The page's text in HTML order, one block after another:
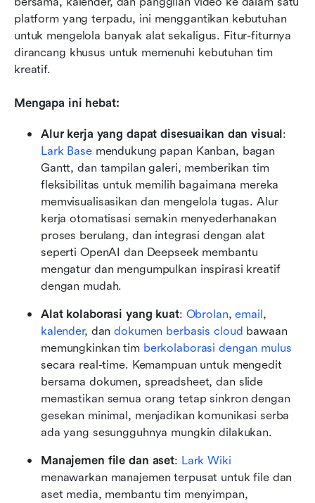
platform yang terpadu, ini menggantikan kebutuhan
untuk mengelola banyak alat sekaligus. Fitur-fiturnya
dirancang khusus untuk memenuhi kebutuhan tim
kreatif.
Mengapa ini hebat:
Alur kerja yang dapat disesuaikan dan visual
Lark Base mendukung papan Kanban, bagan
Gantt, dan tampilan galeri, memberikan tim
fleksibilitas untuk memilih bagaimana mereka
memvisualisasikan dan mengelola tugas. Alur
kerja otomatisasi semakin menyederhanakan
proses berulang, dan integrasi dengan alat
seperti OpenAI dan Deepseek membantu
mengatur dan mengumpulkan inspirasi kreatif
dengan mudah.
Alat kolaborasi yang kuat: Obrolan, email
kalender, dan dokumen berbasis cloud bawaan
memungkinkan tim berkolaborasi dengan mulus
secara real-time. Kemampuan untuk mengedit
bersama dokumen, spreadsheet, dan slide
memastikan semua orang tetap sinkron dengan
gesekan minimal, menjadikan komunikasi serba
ada yang sesungguhnya mungkin dilakukan.
Manajemen file dan aset: Lark Wiki
menawarkan manajemen terpusat untuk file dan
aset media, membantu tim menyimpan,